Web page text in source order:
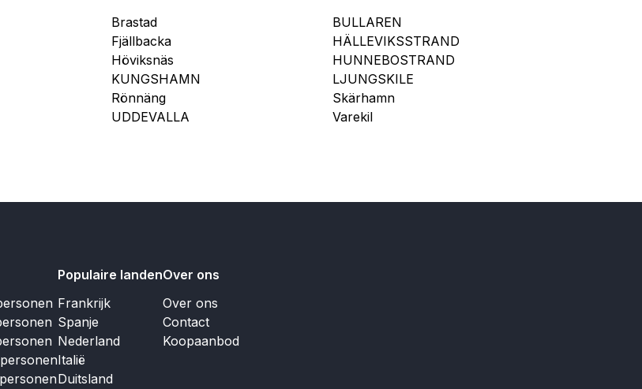
Brastad
BULLAREN
Fjällbacka
HÄLLEVIKSSTRAND
Höviksnäs
HUNNEBOSTRAND
KUNGSHAMN
LJUNGSKILE
Rönnäng
Skärhamn
UDDEVALLA
Varekil
Populaire landen
Frankrijk
Spanje
Nederland
Italië
Duitsland
Over ons
Over ons
Contact
Koopaanbod